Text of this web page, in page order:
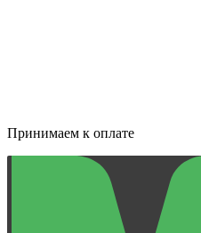
Принимаем к оплате